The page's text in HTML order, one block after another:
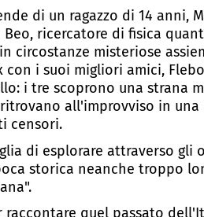
di un ragazzo di 14 anni,
ricercatore di fisica
circostanze misteriose
con i suoi migliori amici,
i tre scoprono una strana
all'improvviso in una
censori.
di esplorare attraverso gli
storica neanche troppo
raccontare quel passato